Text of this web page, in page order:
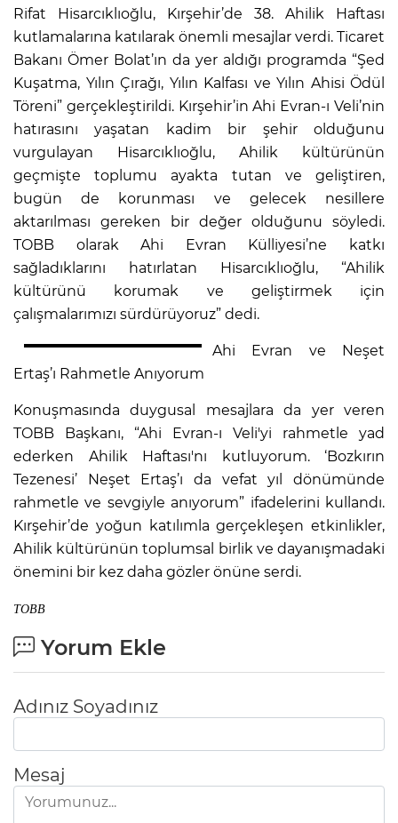
Rifat Hisarcıklıoğlu, Kırşehir’de 38. Ahilik Haftası
kutlamalarına katılarak önemli mesajlar verdi. Ticaret
Bakanı Ömer Bolat’ın da yer aldığı programda “Şed
Kuşatma, Yılın Çırağı, Yılın Kalfası ve Yılın Ahisi Ödül
Töreni” gerçekleştirildi. Kırşehir’in Ahi Evran-ı Veli’nin
hatırasını yaşatan kadim bir şehir olduğunu
vurgulayan Hisarcıklıoğlu, Ahilik kültürünün
geçmişte toplumu ayakta tutan ve geliştiren,
bugün de korunması ve gelecek nesillere
aktarılması gereken bir değer olduğunu söyledi.
TOBB olarak Ahi Evran Külliyesi’ne katkı
sağladıklarını hatırlatan Hisarcıklıoğlu, “Ahilik
kültürünü korumak ve geliştirmek için
çalışmalarımızı sürdürüyoruz” dedi.
Ahi Evran ve Neşet
Ertaş’ı Rahmetle Anıyorum
Konuşmasında duygusal mesajlara da yer veren
TOBB Başkanı, “Ahi Evran-ı Veli'yi rahmetle yad
ederken Ahilik Haftası'nı kutluyorum. ‘Bozkırın
Tezenesi’ Neşet Ertaş’ı da vefat yıl dönümünde
rahmetle ve sevgiyle anıyorum” ifadelerini kullandı.
Kırşehir’de yoğun katılımla gerçekleşen etkinlikler,
Ahilik kültürünün toplumsal birlik ve dayanışmadaki
önemini bir kez daha gözler önüne serdi.
TOBB
Yorum Ekle
Adınız Soyadınız
Mesaj